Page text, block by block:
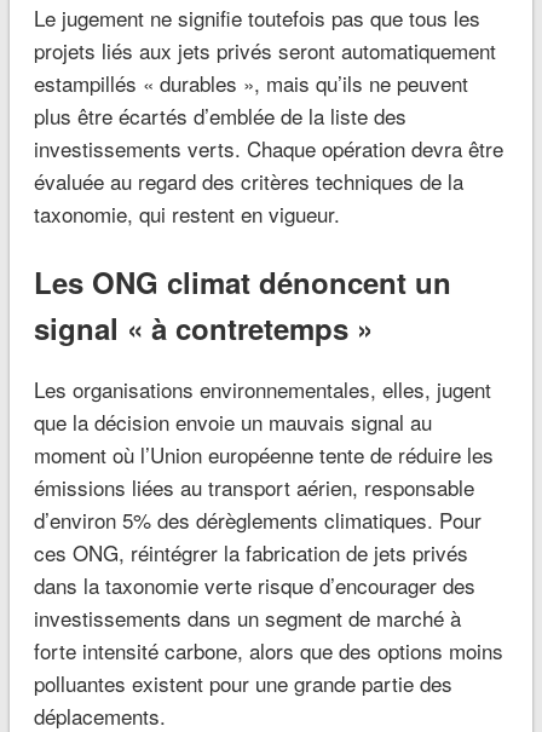
Le jugement ne signifie toutefois pas que tous les
projets liés aux jets privés seront automatiquement
estampillés « durables », mais qu’ils ne peuvent
plus être écartés d’emblée de la liste des
investissements verts. Chaque opération devra être
évaluée au regard des critères techniques de la
taxonomie, qui restent en vigueur.
Les ONG climat dénoncent un
signal « à contretemps »
Les organisations environnementales, elles, jugent
que la décision envoie un mauvais signal au
moment où l’Union européenne tente de réduire les
émissions liées au transport aérien, responsable
d’environ 5% des dérèglements climatiques. Pour
ces ONG, réintégrer la fabrication de jets privés
dans la taxonomie verte risque d’encourager des
investissements dans un segment de marché à
forte intensité carbone, alors que des options moins
polluantes existent pour une grande partie des
déplacements.